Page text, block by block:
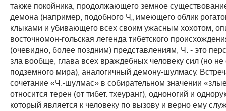
также покойника, продолжающего земное
демона (например, подобного Ч„ имеющего облик
клыками и убивающего всех своим ужасным хохотом,
восточномон-гольская легенда тибетского
(очевидно, более поздним) представлениям, Ч. - это
зла вообще, глава всех враждебных человеку сил (но не
подземного мира), аналогичный демону-шулмасу.
сочетание «Ч.-шулмас» в собирательном значении
относится терен (от тибет. тхеуранг), одноногий и
который является к человеку по вызову и верно ему